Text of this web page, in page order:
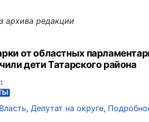
архива редакции
от областных
дети Татарского района
Власть, Депутат на округе,